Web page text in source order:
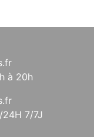
à 20h
7/7J